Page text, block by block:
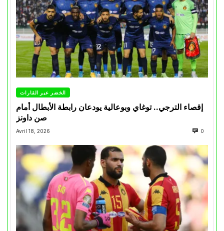
الخضر عبر القارات
إقصاء الترجي.. توغاي وبوعالية يودعان رابطة الأبطال أمام
صن داونز
Avril 18, 2026 0